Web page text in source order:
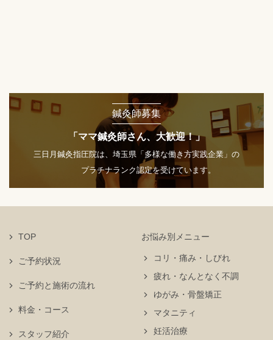
鍼灸師募集
「ママ鍼灸師さん、大歓迎！」
三日月鍼灸指圧院は、埼玉県「多様な働き方実践企業」の
プラチナランク認定を受けています。
TOP
ご予約状況
お悩み別メニュー
コリ・痛み・しびれ
疲れ・なんとなく不調
ゆがみ・骨盤矯正
マタニティ
妊活治療
ご予約と施術の流れ
料金・コース
スタッフ紹介